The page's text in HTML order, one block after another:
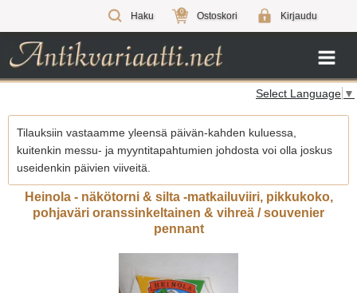
Haku 0 Ostoskori Kirjaudu
Select Language ▼
Tilauksiin vastaamme yleensä päivän-kahden kuluessa,
kuitenkin messu- ja myyntitapahtumien johdosta voi olla joskus
useidenkin päivien viiveitä.
Heinola - näkötorni & silta -matkailuviiri, pikkukoko,
pohjaväri oranssinkeltainen & vihreä / souvenier
pennant